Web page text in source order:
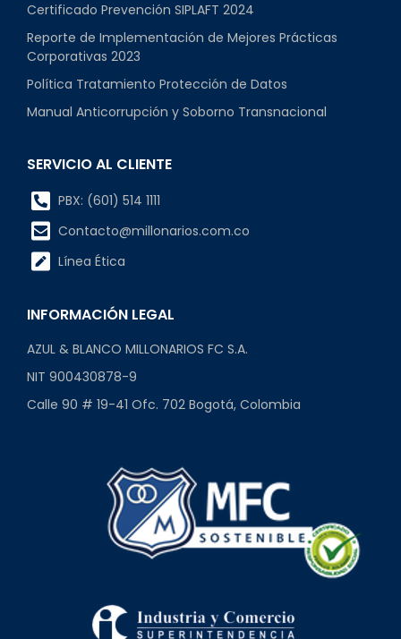
Certificado Prevención SIPLAFT 2024
Reporte de Implementación de Mejores Prácticas
Corporativas 2023
Política Tratamiento Protección de Datos
Manual Anticorrupción y Soborno Transnacional
SERVICIO AL CLIENTE
PBX: (601) 514 1111
Contacto@millonarios.com.co
Línea Ética
INFORMACIÓN LEGAL
AZUL & BLANCO MILLONARIOS FC S.A.
NIT 900430878-9
Calle 90 # 19-41 Ofc. 702 Bogotá, Colombia